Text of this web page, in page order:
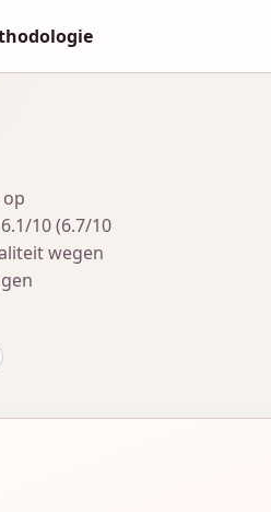
10 (6.7/10
wegen